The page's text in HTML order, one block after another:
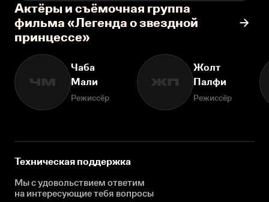
Актёры и съёмочная группа
фильма «Легенда о звездной
принцессе»
ЧМ
Чаба
Мали
Режиссёр
ЖП
Жолт
Палфи
Режиссёр
Техническая поддержка
Мы с удовольствием ответим
на интересующиетебя вопросы